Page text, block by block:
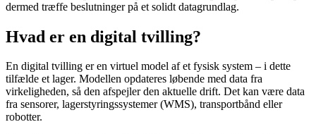
dermed træffe beslutninger på et solidt datagrundlag.
Hvad er en digital tvilling?
En digital tvilling er en virtuel model af et fysisk system – i dette
tilfælde et lager. Modellen opdateres løbende med data fra
virkeligheden, så den afspejler den aktuelle drift. Det kan være data
fra sensorer, lagerstyringssystemer (WMS), transportbånd eller
robotter.